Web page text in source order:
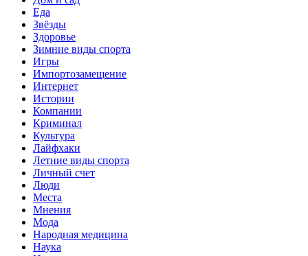
Еда
Звёзды
Здоровье
Зимние виды спорта
Игры
Импортозамещение
Интернет
Истории
Компании
Криминал
Культура
Лайфхаки
Летние виды спорта
Личный счет
Люди
Места
Мнения
Мода
Народная медицина
Наука